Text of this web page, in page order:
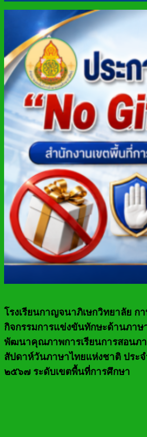
โรงเรียนกาญจนาภิเษกวิทยาลัย ก
กิจกรรมการแข่งขันทักษะด้านภาษ
พัฒนาคุณภาพการเรียนการสอนภา
สัปดาห์วันภาษาไทยแห่งชาติ ประ
๒๕๖๗ ระดับเขตพื้นที่การศึกษา